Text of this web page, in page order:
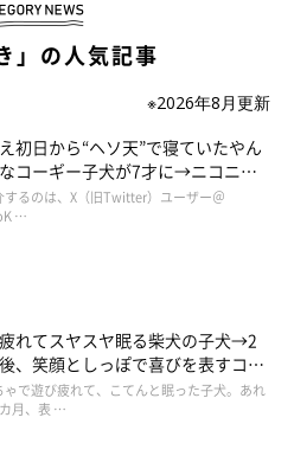
なりに感じたことがあったかなと
言う態度につながっているのか
」の人気記事
※2026年8月更新
初日から“ヘソ天”で寝ていたやん
コーギー子犬が7才に→ニコニ
ーギースマイル”が魅力のコに成
するのは、X（旧Twitter）ユーザー＠
…
れてスヤスヤ眠る柴犬の子犬→2
、笑顔としっぽで喜びを表すコに
ゃで遊び疲れて、こてんと眠った子犬。あれ
月、表 …